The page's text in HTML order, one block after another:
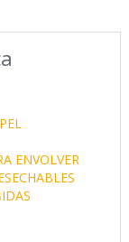
ENVOLVER